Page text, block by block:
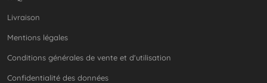
Livraison
Mentions légales
Conditions générales de vente et d'utilisation
Confidentialité des données